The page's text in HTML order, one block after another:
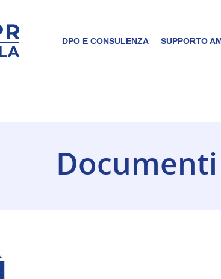
DPO E CONSULENZA SUPPORTO